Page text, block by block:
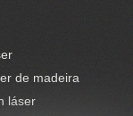
de madeira
láser